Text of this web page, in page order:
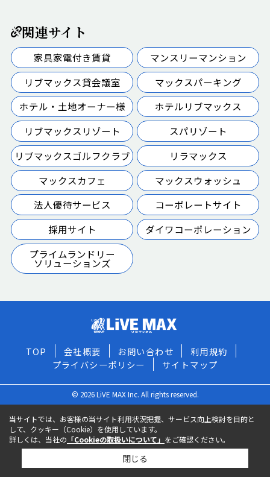
関連サイト
家具家電付き賃貸
マンスリーマンション
リブマックス貸会議室
マックスパーキング
ホテル・土地オーナー様
ホテルリブマックス
リブマックスリゾート
スパリゾート
リブマックスゴルフクラブ
リラマックス
マックスカフェ
マックスウォッシュ
法人優待サービス
コーポレートサイト
採用サイト
ダイワコーポレーション
プライムランドリー
ソリューションズ
TOP 会社概要 お問い合わせ
利用規約
プライバシーポリシー
サイトマップ
© 2026 LiVE MAX Inc. All rights reserved.
当サイトでは、お客様の当サイト利用状況把握、サービス向上検討を目的と
して、クッキー（Cookie）を使用しています。
詳しくは、当社の 「Cookieの取扱いについて」 をご確認ください。
閉じる